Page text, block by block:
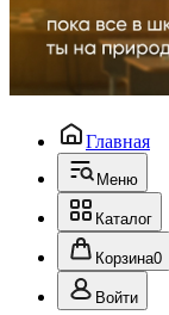
Главная
Меню
Каталог
Корзина0
Войти